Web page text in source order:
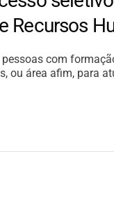
Recursos
com
ou área afim, para